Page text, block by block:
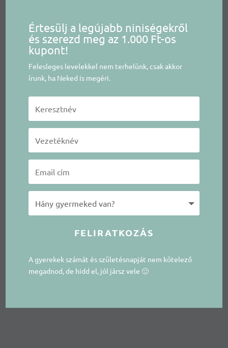
Értesülj a legújabb niniségekről
és szerezd meg az 1.000 Ft-os
kupont!
Felesleges levelekkel nem terhelünk, csak akkor
írunk, ha Neked is megéri.
FELIRATKOZÁS
A gyerekek számát és születésnapját nem kötelező
megadnod, de hidd el, jól jársz vele 🙂